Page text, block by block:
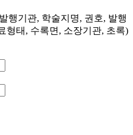
행기관, 학술지명, 권호, 발행
형태, 수록면, 소장기관, 초록)